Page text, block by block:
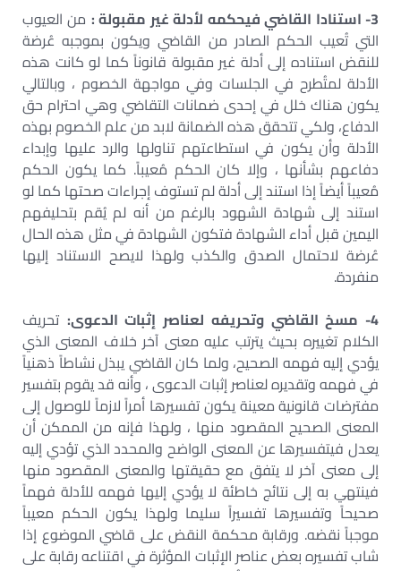
3- استنادا القاضي فيحكمه لأدلة غير مقبولة :
من العيوب
التي تُعيب الحكم الصادر من القاضي ويكون بموجبه عُرضة
للنقض استناده إلى أدلة غير مقبولة قانوناً كما لو كانت هذه
الأدلة لمتُطرح في الجلسات وفي مواجهة الخصوم ، وبالتالي
يكون هناك خلل في إحدى ضمانات التقاضي وهي احترام حق
الدفاع، ولكي تتحقق هذه الضمانة لابد من علم الخصوم بهذه
الأدلة وأن يكون في استطاعتهم تناولها والرد عليها وإبداء
دفاعهم بشأنها ، وإلا كان الحكم مُعيباً. كما يكون الحكم
مُعيباً أيضاً إذا استند إلى أدلة لم تستوف إجراءات صحتها كما لو
استند إلى شهادة الشهود بالرغم من أنه لم يُقم بتحليفهم
اليمين قبل أداء الشهادة فتكون الشهادة في مثل هذه الحال
عُرضة لاحتمال الصدق والكذب ولهذا لايصح الاستناد إليها
منفردة.
4- مسخ القاضي وتحريفه لعناصر إثبات الدعوى:
تحريف
الكلام تغييره بحيث يترتب عليه معنى آخر خلاف المعنى الذي
يؤدي إليه فهمه الصحيح، ولما كان القاضي يبذل نشاطاً ذهنياً
في فهمه وتقديره لعناصر إثبات الدعوى ، وأنه قد يقوم بتفسير
مفترضات قانونية معينة يكون تفسيرها أمراً لازماً للوصول إلى
المعنى الصحيح المقصود منها ، ولهذا فإنه من الممكن أن
يعدل فيتفسيرها عن المعنى الواضح والمحدد الذي تؤدي إليه
إلى معنى آخر لا يتفق مع حقيقتها والمعنى المقصود منها
فينتهي به إلى نتائج خاطئة لا يؤدي إليها فهمه للأدلة فهماً
صحيحاً وتفسيرها تفسيراً سليما ولهذا يكون الحكم معيباً
موجباً نقضه. ورقابة محكمة النقض على قاضي الموضوع إذا
شاب تفسيره بعض عناصر الإثبات المؤثرة في اقتناعه رقابة على